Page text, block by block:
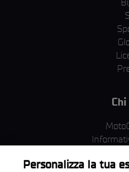
Personalizza la tua